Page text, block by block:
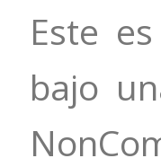
Este
bajo